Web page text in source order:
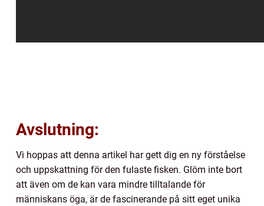
Avslutning:
Vi hoppas att denna artikel har gett dig en ny förståelse
och uppskattning för den fulaste fisken. Glöm inte bort
att även om de kan vara mindre tilltalande för
människans öga, är de fascinerande på sitt eget unika